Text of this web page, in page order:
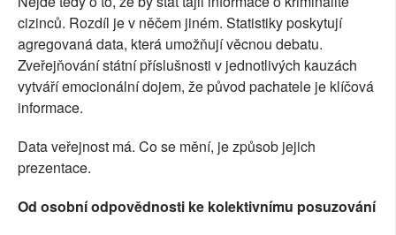
cizinců. Rozdíl je v něčem jiném. Statistiky poskytují
agregovaná data, která umožňují věcnou debatu.
Zveřejňování státní příslušnosti v jednotlivých kauzách
vytváří emocionální dojem, že původ pachatele je klíčová
informace.
Data veřejnost má. Co se mění, je způsob jejich
prezentace.
Od osobní odpovědnosti ke kolektivnímu posuzování